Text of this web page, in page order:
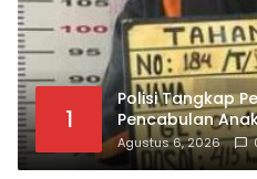
1
Polisi Tangkap
Pencabulan
Beraksi dengan
Teman Korban
Agustus 6, 2026